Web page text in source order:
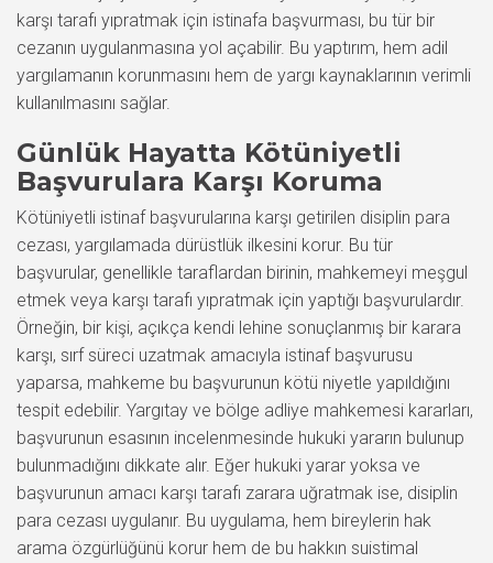
karşı tarafı yıpratmak için istinafa başvurması, bu tür bir
cezanın uygulanmasına yol açabilir. Bu yaptırım, hem adil
yargılamanın korunmasını hem de yargı kaynaklarının verimli
kullanılmasını sağlar.
Günlük Hayatta Kötüniyetli
Başvurulara Karşı Koruma
Kötüniyetli istinaf başvurularına karşı getirilen disiplin para
cezası, yargılamada dürüstlük ilkesini korur. Bu tür
başvurular, genellikle taraflardan birinin, mahkemeyi meşgul
etmek veya karşı tarafı yıpratmak için yaptığı başvurulardır.
Örneğin, bir kişi, açıkça kendi lehine sonuçlanmış bir karara
karşı, sırf süreci uzatmak amacıyla istinaf başvurusu
yaparsa, mahkeme bu başvurunun kötü niyetle yapıldığını
tespit edebilir. Yargıtay ve bölge adliye mahkemesi kararları,
başvurunun esasının incelenmesinde hukuki yararın bulunup
bulunmadığını dikkate alır. Eğer hukuki yarar yoksa ve
başvurunun amacı karşı tarafı zarara uğratmak ise, disiplin
para cezası uygulanır. Bu uygulama, hem bireylerin hak
arama özgürlüğünü korur hem de bu hakkın suistimal